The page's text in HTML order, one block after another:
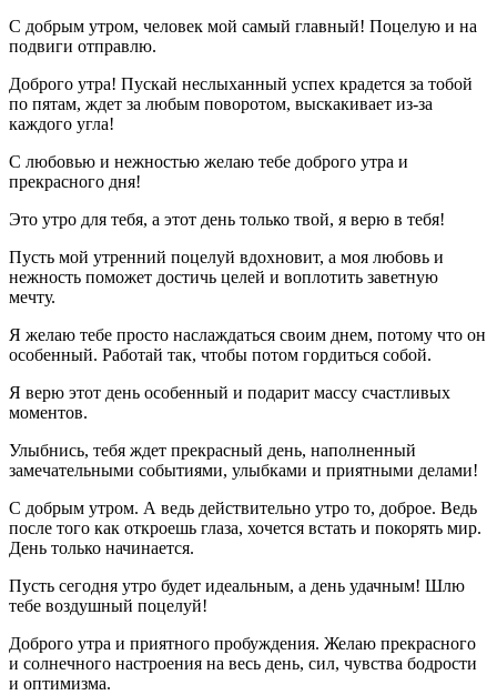
С добрым утром, человек мой самый главный! Поцелую и на
подвиги отправлю.
Доброго утра! Пускай неслыханный успех крадется за тобой
по пятам, ждет за любым поворотом, выскакивает из-за
каждого угла!
С любовью и нежностью желаю тебе доброго утра и
прекрасного дня!
Это утро для тебя, а этот день только твой, я верю в тебя!
Пусть мой утренний поцелуй вдохновит, а моя любовь и
нежность поможет достичь целей и воплотить заветную
мечту.
Я желаю тебе просто наслаждаться своим днем, потому что он
особенный. Работай так, чтобы потом гордиться собой.
Я верю этот день особенный и подарит массу счастливых
моментов.
Улыбнись, тебя ждет прекрасный день, наполненный
замечательными событиями, улыбками и приятными делами!
С добрым утром. А ведь действительно утро то, доброе. Ведь
после того как откроешь глаза, хочется встать и покорять мир.
День только начинается.
Пусть сегодня утро будет идеальным, а день удачным! Шлю
тебе воздушный поцелуй!
Доброго утра и приятного пробуждения. Желаю прекрасного
и солнечного настроения на весь день, сил, чувства бодрости
и оптимизма.